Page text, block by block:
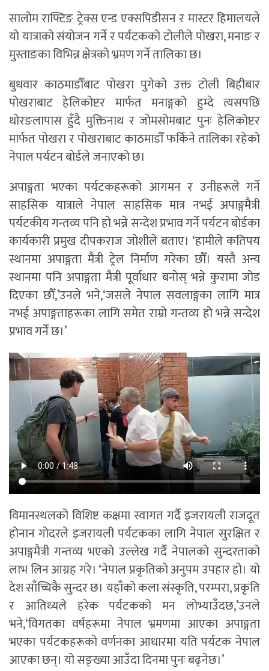
सालोम राफ्टिङ ट्रेक्स एन्ड एक्सपिडीसन र मास्टर हिमालयले
यो यात्राको संयोजन गर्ने र पर्यटकको टोलीले पोखरा, मनाङ र
मुस्ताङका विभिन्न क्षेत्रको भ्रमण गर्ने तालिका छ।
बुधवार काठमाडौँबाट पोखरा पुगेको उक्त टोली बिहीबार
पोखराबाट हेलिकोप्टर मार्फत मनाङ्गको हुम्दे त्यसपछि
थोरङलापास हुँदै मुक्तिनाथ र जोमसोमबाट पुनः हेलिकोप्टर
मार्फत पोखरा र पोखराबाट काठमाडौँ फर्किने तालिका रहेको
नेपाल पर्यटन बोर्डले जनाएको छ।
अपाङ्गता भएका पर्यटकहरूको आगमन र उनीहरूले गर्ने
साहसिक यात्राले नेपाल साहसिक मात्र नभई अपाङ्गमैत्री
पर्यटकीय गन्तव्य पनि हो भन्ने सन्देश प्रभाव गर्ने पर्यटन बोर्डका
कार्यकारी प्रमुख दीपकराज जोशीले बताए। ‘हामीले कतिपय
स्थानमा अपाङ्गता मैत्री ट्रेल निर्माण गरेका छौँ। यस्तै अन्य
स्थानमा पनि अपाङ्गता मैत्री पूर्वाधार बनोस् भन्ने कुरामा जोड
दिएका छौँ,’उनले भने,‘जसले नेपाल सवलाङ्गका लागि मात्र
नभई अपाङ्गताहरूका लागि समेत राम्रो गन्तव्य हो भन्ने सन्देश
प्रभाव गर्ने छ।’
विमानस्थलको विशिष्ट कक्षमा स्वागत गर्दै इजरायली राजदूत
होनान गोदरले इजरायली पर्यटकका लागि नेपाल सुरक्षित र
अपाङ्गमैत्री गन्तव्य भएको उल्लेख गर्दै नेपालको सुन्दरताको
लाभ लिन आग्रह गरे। ‘नेपाल प्रकृतिको अनुपम उपहार हो। यो
देश साँच्चिकै सुन्दर छ। यहाँको कला संस्कृति, परम्परा, प्रकृति
र आतिथ्यले हरेक पर्यटकको मन लोभ्याउँदछ,’उनले
भने,‘विगतका वर्षहरूमा नेपाल भ्रमणमा आएका अपाङ्गता
भएका पर्यटकहरूको वर्णनका आधारमा यति पर्यटक नेपाल
आएका छन्। यो सङ्ख्या आउँदा दिनमा पुनः बढ्नेछ।’